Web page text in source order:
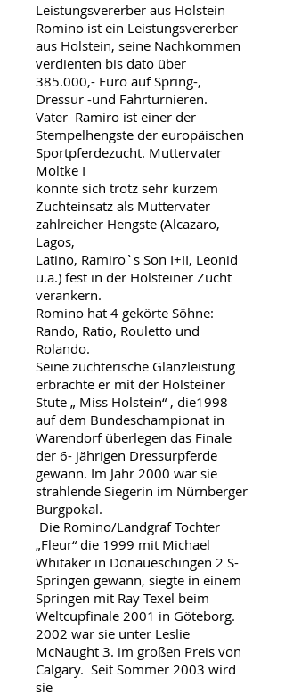
Leistungsvererber aus Holstein
Romino ist ein Leistungsvererber
aus Holstein, seine Nachkommen
verdienten bis dato über
385.000,- Euro auf Spring-,
Dressur -und Fahrturnieren.
Vater Ramiro ist einer der
Stempelhengste der europäischen
Sportpferdezucht. Muttervater
Moltke I
konnte sich trotz sehr kurzem
Zuchteinsatz als Muttervater
zahlreicher Hengste (Alcazaro,
Lagos,
Latino, Ramiro`s Son I+II, Leonid
u.a.) fest in der Holsteiner Zucht
verankern.
Romino hat 4 gekörte Söhne:
Rando, Ratio, Rouletto und
Rolando.
Seine züchterische Glanzleistung
erbrachte er mit der Holsteiner
Stute „ Miss Holstein“ , die1998
auf dem Bundeschampionat in
Warendorf überlegen das Finale
der 6- jährigen Dressurpferde
gewann. Im Jahr 2000 war sie
strahlende Siegerin im Nürnberger
Burgpokal.
Die Romino/Landgraf Tochter
„Fleur“ die 1999 mit Michael
Whitaker in Donaueschingen 2 S-
Springen gewann, siegte in einem
Springen mit Ray Texel beim
Weltcupfinale 2001 in Göteborg.
2002 war sie unter Leslie
McNaught 3. im großen Preis von
Calgary. Seit Sommer 2003 wird
sie